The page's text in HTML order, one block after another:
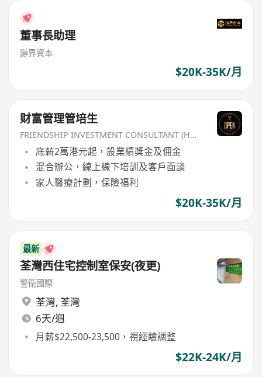
董事長助理
鏈界資本
$20K-35K/月
财富管理管培生
FRIENDSHIP INVESTMENT CONSULTANT (HK) CO
底薪2萬港元起，設業績獎金及佣金
混合辦公，線上線下培訓及客戶面談
家人醫療計劃，保險福利
$20K-35K/月
最新
荃灣西住宅控制室保安(夜更)
警衛國際
荃灣, 荃灣
6天/週
月薪$22,500-23,500，視經驗調整
$22K-24K/月